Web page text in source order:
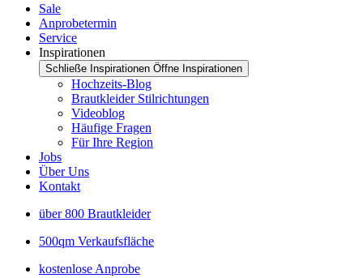
Sale
Anprobetermin
Service
Inspirationen
Schließe Inspirationen Öffne Inspirationen
Hochzeits-Blog
Brautkleider Stilrichtungen
Videoblog
Häufige Fragen
Für Ihre Region
Jobs
Über Uns
Kontakt
über 800 Brautkleider
500qm Verkaufsfläche
kostenlose Anprobe